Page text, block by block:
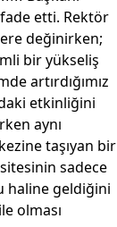
etti. Rektör
değinirken;
bir yükseliş
artırdığımız
etkinliğini
aynı
taşıyan bir
sadece
haline geldiğini
olması